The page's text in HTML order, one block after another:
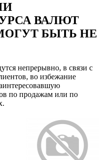
ВАЛЮТ
БЫТЬ НЕ
непрерывно, в связи с
во избежание
по продажам или по